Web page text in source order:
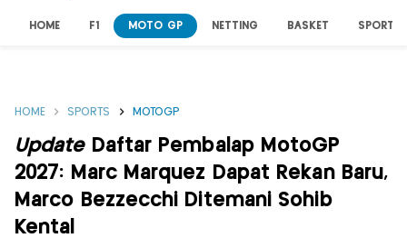
HOME F1 MOTO GP NETTING BASKET SPORT
HOME SPORTS MOTOGP
UpdateDaftar Pembalap MotoGP
2027: Marc Marquez Dapat Rekan Baru,
Marco Bezzecchi Ditemani Sohib
Kental